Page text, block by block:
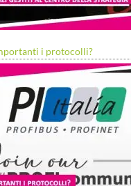
i protocolli?